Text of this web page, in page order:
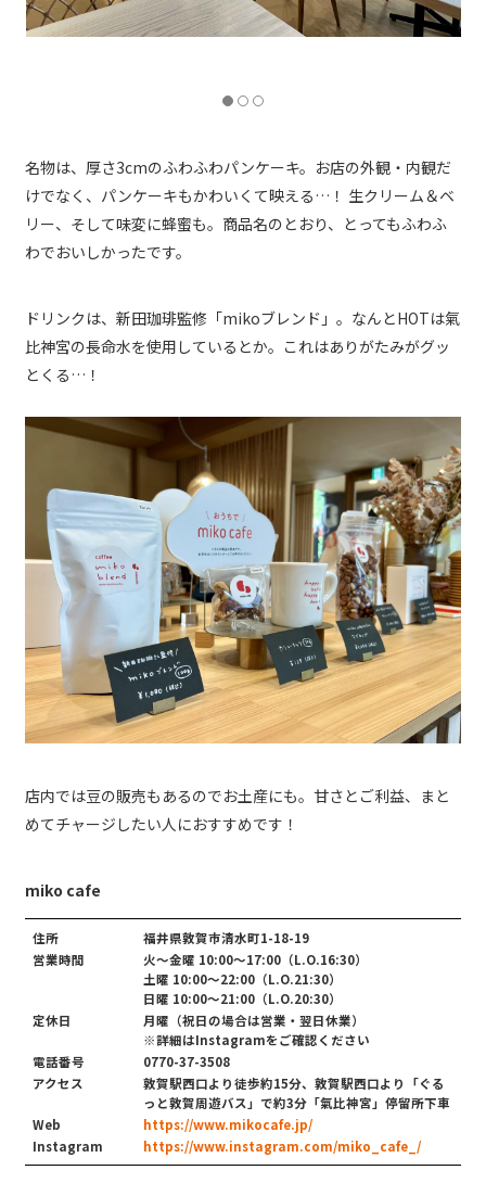
名物は、厚さ3cmのふわふわパンケーキ。お店の外観・内観だ
けでなく、パンケーキもかわいくて映える…！ 生クリーム＆ベ
リー、そして味変に蜂蜜も。商品名のとおり、とってもふわふ
わでおいしかったです。
ドリンクは、新田珈琲監修「mikoブレンド」。なんとHOTは氣
比神宮の長命水を使用しているとか。これはありがたみがグッ
とくる…！
店内では豆の販売もあるのでお土産にも。甘さとご利益、まと
めてチャージしたい人におすすめです！
miko cafe
住所
福井県敦賀市清水町1-18-19
営業時間
火～金曜 10:00～17:00（L.O.16:30）
土曜 10:00～22:00（L.O.21:30）
日曜 10:00～21:00（L.O.20:30）
定休日
月曜（祝日の場合は営業・翌日休業）
※詳細はInstagramをご確認ください
電話番号
0770-37-3508
アクセス
敦賀駅西口より徒歩約15分、敦賀駅西口より「ぐる
っと敦賀周遊バス」で約3分「氣比神宮」停留所下車
Web
https://www.mikocafe.jp/
Instagram
https://www.instagram.com/miko_cafe_/